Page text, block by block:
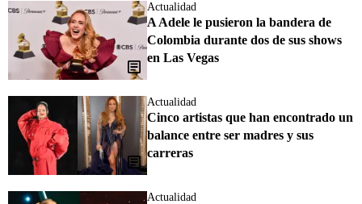
Actualidad
A Adele le pusieron la bandera de
Colombia durante dos de sus shows
en Las Vegas
Actualidad
Cinco artistas que han encontrado un
balance entre ser madres y sus
carreras
Actualidad